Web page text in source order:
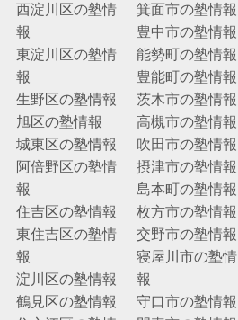
西淀川区の塾情
報
東淀川区の塾情
報
生野区の塾情報
旭区の塾情報
城東区の塾情報
阿倍野区の塾情
報
住吉区の塾情報
東住吉区の塾情
報
淀川区の塾情報
鶴見区の塾情報
箕面市の塾情報
豊中市の塾情報
能勢町の塾情報
豊能町の塾情報
茨木市の塾情報
高槻市の塾情報
吹田市の塾情報
摂津市の塾情報
島本町の塾情報
枚方市の塾情報
交野市の塾情報
寝屋川市の塾情
報
守口市の塾情報